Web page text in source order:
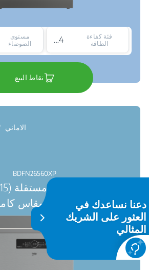
فئة كفاءة
الطاقة
4*
مستوى
الضوضاء
نقاط البيع
الاماني
BDFN26560XP
المكان, مقاسدعنا نساعدك في
العثور على الشريك
المثالي